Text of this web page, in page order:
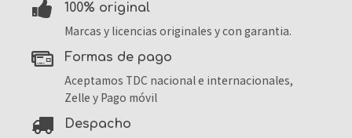
100% original
Marcas y licencias originales y con garantia.
formas de pago
Aceptamos TDC nacional e internacionales,
Zelle y Pago móvil
despacho